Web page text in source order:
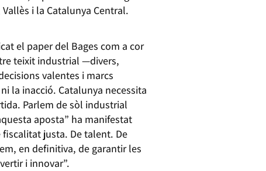
Vallès i la Catalunya Central.
el paper del Bages com a cor
teixit industrial —divers,
valentes i marcs
la inacció. Catalunya necessita
Parlem de sòl industrial
aposta” ha manifestat
justa. De talent. De
en definitiva, de garantir les
i innovar”.